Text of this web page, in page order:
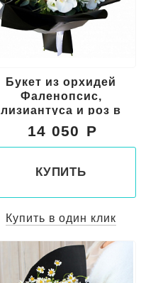
Букет из орхидей
Фаленопсис,
лизиантуса и роз в
черном крафте
14 050
КУПИТЬ
Купить в один клик